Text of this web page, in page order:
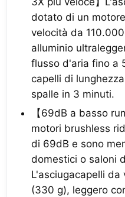
dotato di un
velocità da
alluminio
flusso d'aria fino a
capelli di
spalle in 3 minuti.
【69dB a basso
motori brushless
di 69dB e sono
domestici o saloni
L'asciugacapelli
(330 g), leggero